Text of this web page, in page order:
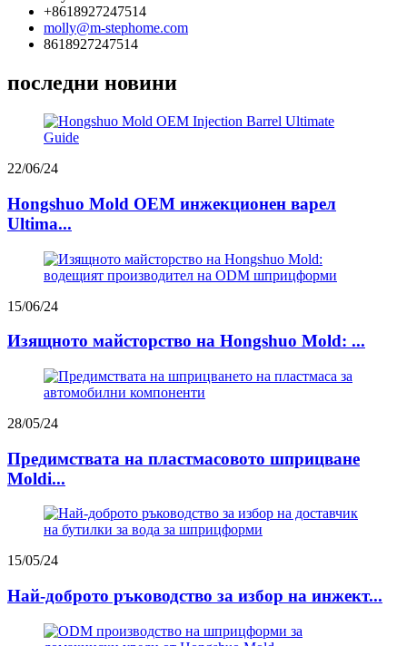
+8618927247514
molly@m-stephome.com
8618927247514
последни новини
22/06/24
Hongshuo Mold OEM инжекционен варел
Ultima...
15/06/24
Изящното майсторство на Hongshuo Mold: ...
28/05/24
Предимствата на пластмасовото шприцване
Moldi...
15/05/24
Най-доброто ръководство за избор на инжект...